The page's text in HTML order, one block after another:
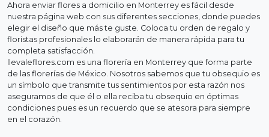
Ahora enviar flores a domicilio en Monterrey es fácil desde
nuestra página web con sus diferentes secciones, donde puedes
elegir el diseño que más te guste. Coloca tu orden de regalo y
floristas profesionales lo elaborarán de manera rápida para tu
completa satisfacción.
llevaleflores.com es una florería en Monterrey que forma parte
de las florerías de México. Nosotros sabemos que tu obsequio es
un símbolo que transmite tus sentimientos por esta razón nos
aseguramos de que él o ella reciba tu obsequio en óptimas
condiciones pues es un recuerdo que se atesora para siempre
en el corazón.